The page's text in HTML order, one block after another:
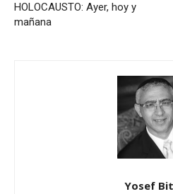
HOLOCAUSTO: Ayer, hoy y
mañana
Yosef